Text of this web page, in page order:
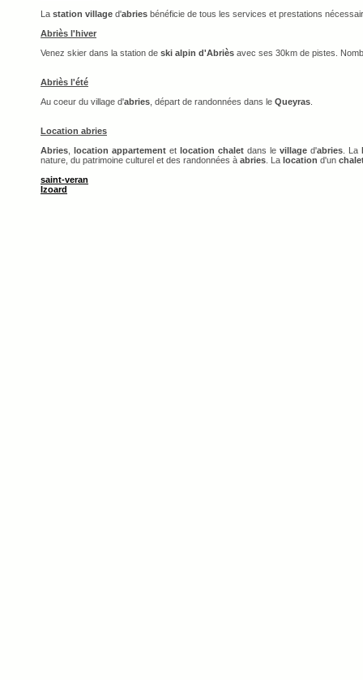
La station village d'abries bénéficie de tous les services et prestations
Abriès l'hiver
Venez skier dans la station de ski alpin d'Abriès avec ses 30km de pistes.
Abriès l'été
Au coeur du village d'abries , départ de randonnées dans le Queyras
Location abries
Abries ,location appartement etlocation chalet dans levillage d'abries . La
nature, du patrimoine culturel et des randonnées à abries . La location d'un
saint-veran
Izoard